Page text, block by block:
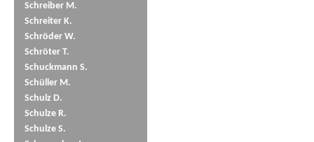
Schreiber M.
Schreiter K.
Schröder W.
Schröter T.
Schuckmann S.
Schüller M.
Schulz D.
Schulze R.
Schulze S.